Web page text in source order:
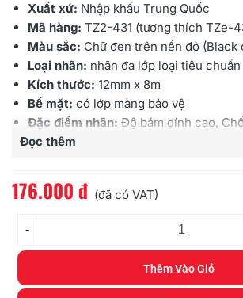
Xuất xứ: Nhập khẩu Trung Quốc
Mã hàng: TZ2-431 (tương thích TZe-
Màu sắc: Chữ đen trên nền đỏ (Black
Loại nhãn: nhãn đa lớp loại tiêu chuẩn
Kích thước: 12mm x 8m
Bề mặt: có lớp màng bảo vệ
Đặc điểm nhãn: Độ bám dính cao,
Chịu được hóa chất, Chống thấm
Sử dụng cho:
Đọc thêm
176.000 đ (đã có VAT)
-
Thêm Vào Giỏ